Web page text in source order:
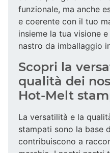
funzionale, ma anche
e coerente con il tuo
insieme la tua visione
nastro da imballaggio
Scopri la
qualità dei
Hot-Melt
La versatilità e la
stampati sono la base
contribuiscono a